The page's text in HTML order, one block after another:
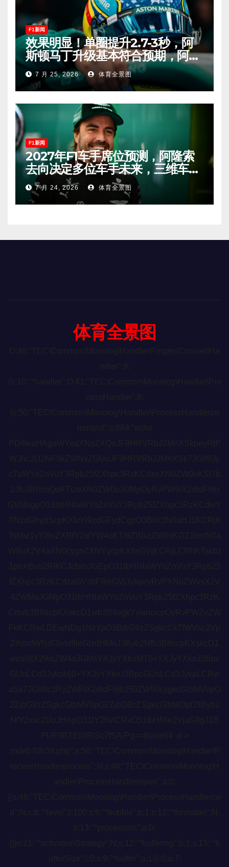
F1新闻
效果明显！单圈提升2.7-3秒，阿
斯顿马丁升级基本符合预期，阿隆
索有望在匈牙利进入Q2！
7 月 25, 2026 体育全景图
F1新闻
2027年F1车手席位预测，阿隆索
去向决定多位车手未来，三维车手
恐将离开。
7 月 24, 2026 体育全景图
体育全景图